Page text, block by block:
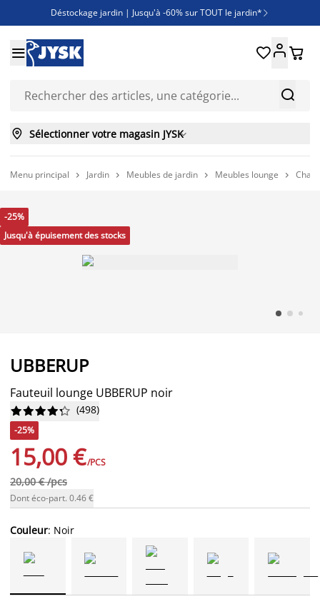
Déstockage jardin | Jusqu'à -60% sur TOUT le jardin* 
Jusqu'à -50% sur une sélection literie
Découvrez les nouveautés de la collection


 
 Sélectionner votre magasin JYSK
Menu principal  Jardin  Meubles de jardin  Meubles lounge 
-25%
Jusqu'à épuisement des stocks
UBBERUP
Fauteuil lounge UBBERUP noir





 (498)
-25%
15,00 €/PCS
20,00 € /pcs
Dont éco-part. 0.46 €
Couleur: Noir